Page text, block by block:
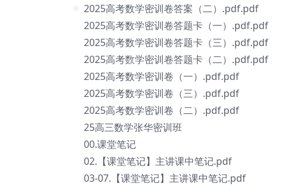
2025高考数学密训卷答案（二）.pdf.pdf
2025高考数学密训卷答题卡（一）.pdf.pdf
2025高考数学密训卷答题卡（三）.pdf.pdf
2025高考数学密训卷答题卡（二）.pdf.pdf
2025高考数学密训卷（一）.pdf.pdf
2025高考数学密训卷（三）.pdf.pdf
2025高考数学密训卷（二）.pdf.pdf
25高三数学张华密训班
00.课堂笔记
02.【课堂笔记】主讲课中笔记.pdf
03-07.【课堂笔记】主讲课中笔记.pdf